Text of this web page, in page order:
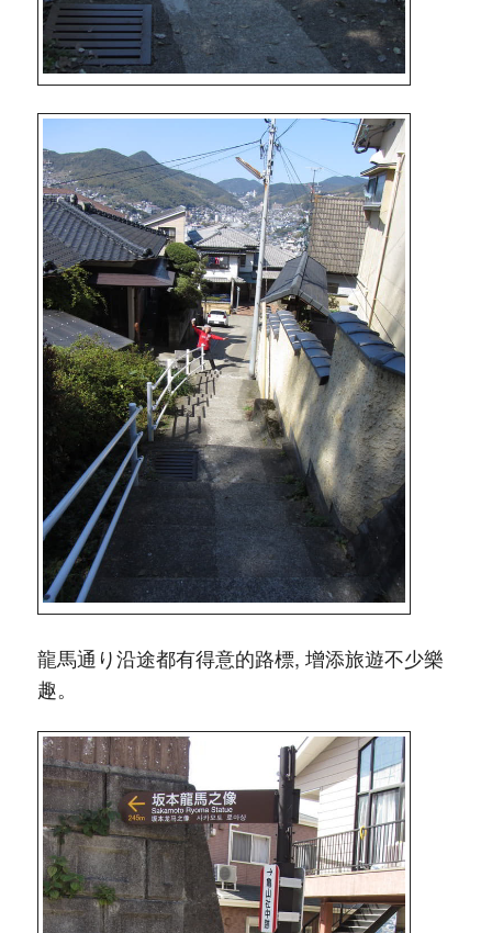
龍馬通り沿途都有得意的路標, 增添旅遊不少樂
趣。